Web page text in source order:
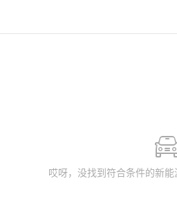
哎呀，没找到符合条件的新